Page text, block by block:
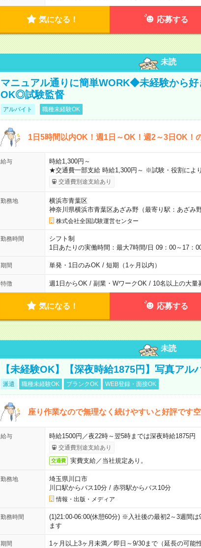
気になる！ 応募する
未読
マニュアル通りに簡単WORK◆未経験から
OK◎試験監督
アルバイト 職種未経験OK
1日5時間以内OK！週1日～OK！週2～3日OK！
給与
時給1,300円～
★交通費一部支給 時給1,300円～ ※試験・役割によ
交通費別途支給あり
勤務地
横浜市青葉区
神奈川県横浜市青葉区あざみ野（最寄り駅：あざみ野
株式会社全国試験運営センター
勤務時間
シフト制
1日あたりの実働時間：最大7時間/日 09：00～17
期間 単発・1日のみOK / 短期（1ヶ月以内）
特徴 週1日からOK / 副業・WワークOK / 10名以上の大量
気になる！ 応募する
未読
【未経験OK】【深夜時給1875円】写真アル
派遣 職種未経験OK ブランクOK WEB登録・面接OK
座り作業なので無理なく続けやすいと好評です
給与 時給1500円／夜22時～翌5時までは深夜時給1875円
交通費別途支給あり
交通費 実費支給／当社規定あり。
勤務地
埼玉県川口市
川口駅からバス10分/ 赤羽駅からバス10分
情報・出版・メディア
勤務時間
(1)21:00-06:00(休憩60分) ※入社後の最初2～3週間
ます
期間 1ヶ月以上3ヶ月未満／即日～9/30まで（延長の可能性